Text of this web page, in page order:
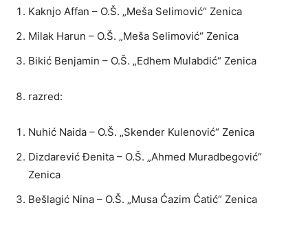
Kaknjo Affan – O.Š. „Meša Selimović“ Zenica
Milak Harun – O.Š. „Meša Selimović“ Zenica
Bikić Benjamin – O.Š. „Edhem Mulabdić“ Zenica
razred:
Nuhić Naida – O.Š. „Skender Kulenović“ Zenica
Dizdarević Đenita – O.Š. „Ahmed Muradbegović“
Zenica
Bešlagić Nina – O.Š. „Musa Ćazim Ćatić“ Zenica